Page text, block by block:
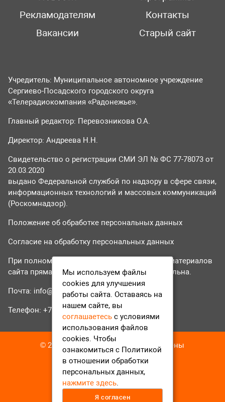
Рекламодателям
Контакты
Вакансии
Старый сайт
Учредитель: Муниципальное автономное учреждение
Сергиево-Посадского городского округа
«Телерадиокомпания «Радонежье».
Главный редактор: Перевозникова О.А.
Директор: Андреева Н.Н.
Свидетельство о регистрации СМИ ЭЛ № ФС 77-78073 от
20.03.2020
выдано Федеральной службой по надзору в сфере связи,
информационных технологий и массовых коммуникаций
(Роскомнадзор).
Положение об обработке персональных данных
Согласие на обработку персональных данных
При полном или частичном использовании материалов
сайта прямая гиперссылка на tvr24.tv обязательна.
Почта: info@tvr24.tv
Телефон: +7 (496) 551-04-95
© 2016-2023 ТВР24 Все права защищены
Мы используем файлы
cookies для улучшения
работы сайта. Оставаясь на
нашем сайте, вы
соглашаетесь с условиями
использования файлов
cookies. Чтобы
ознакомиться с Политикой
в отношении обработки
персональных данных,
нажмите здесь.
Я согласен